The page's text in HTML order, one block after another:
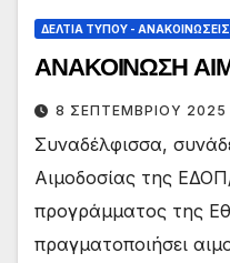
ΔΕΛΤΊΑ ΤΎΠΟΥ - ΑΝΑΚΟΙΝΏΣΕΙΣ
ΑΝΑΚΟΙΝΩΣΗ
8 ΣΕΠΤΕΜΒΡΊΟΥ 2025
Συναδέλφισσα,
Αιμοδοσίας της
προγράμματος της
πραγματοποιήσει